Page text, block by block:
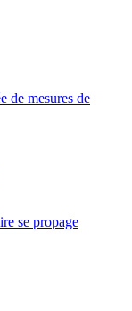
de mesures de
se propage